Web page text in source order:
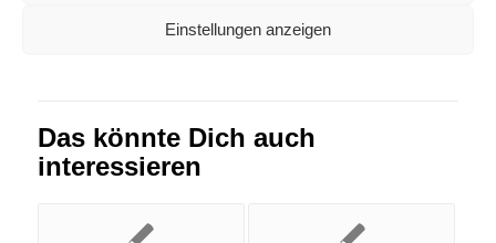
Einstellungen anzeigen
Das könnte Dich auch
interessieren